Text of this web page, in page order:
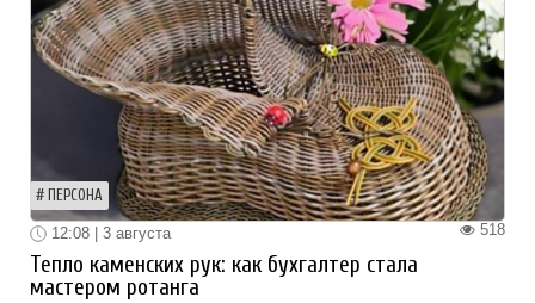
ПЕРСОНА
518
12:08 | 3 августа
Тепло каменских рук: как бухгалтер стала
мастером ротанга